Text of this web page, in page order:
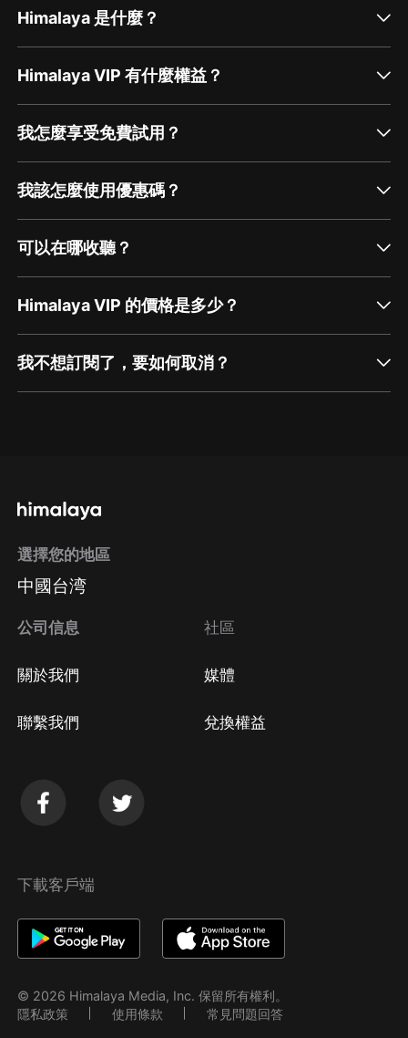
Himalaya 是什麼？
Himalaya VIP 有什麼權益？
我怎麼享受免費試用？
我該怎麼使用優惠碼？
可以在哪收聽？
Himalaya VIP 的價格是多少？
我不想訂閱了，要如何取消？
方法 Google Play取消訂閱方法
選擇您的地區
中國台湾
公司信息
關於我們
聯繫我們
社區
媒體
兌換權益
下載客戶端
© 2026 Himalaya Media, Inc. 保留所有權利。
隱私政策
使用條款 常見問題回答